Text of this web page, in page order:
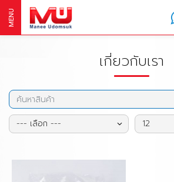
MENU
เกี่ยวกับเรา
--- เลือก --- 12